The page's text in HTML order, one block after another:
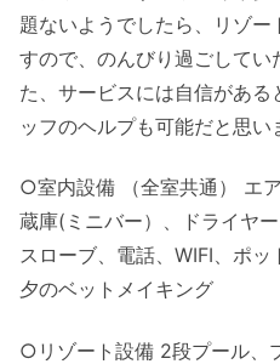
題ないようでしたら、リゾー
すので、のんびり過ごしてい
た、サービスには自信があ
ッフのヘルプも可能だと思い
○室内設備 （全室共通） エ
蔵庫(ミニバー）、ドライヤ
スローブ、電話、WIFI、ポッ
夕のベットメイキング
○リゾート設備 2段プール、